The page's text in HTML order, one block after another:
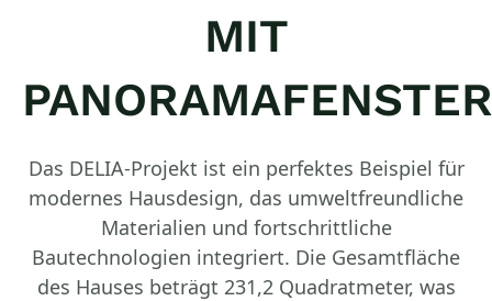
MIT
Das DELIA-Projekt ist ein perfektes Beispiel für
modernes Hausdesign, das umweltfreundliche
Materialien und fortschrittliche
Bautechnologien integriert. Die Gesamtfläche
des Hauses beträgt 231,2 Quadratmeter, was